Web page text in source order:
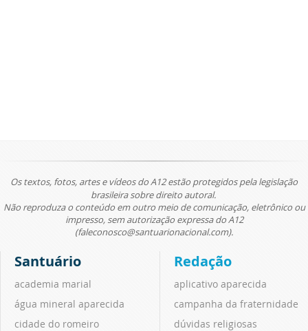
Os textos, fotos, artes e vídeos do A12 estão protegidos pela legislação
brasileira sobre direito autoral.
Não reproduza o conteúdo em outro meio de comunicação, eletrônico ou
impresso, sem autorização expressa do A12
(faleconosco@santuarionacional.com).
Santuário
academia marial
água mineral aparecida
cidade do romeiro
Redação
aplicativo aparecida
campanha da fraternidade
dúvidas religiosas